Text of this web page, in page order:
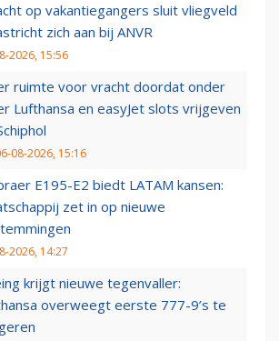
op vakantiegangers sluit vliegveld
zich aan bij ANVR
2026, 15:56
ruimte voor vracht doordat onder
Lufthansa en easyJet slots vrijgeven
08-2026, 15:16
E195-E2 biedt LATAM kansen:
zet in op nieuwe
2026, 14:27
krijgt nieuwe tegenvaller:
overweegt eerste 777-9’s te